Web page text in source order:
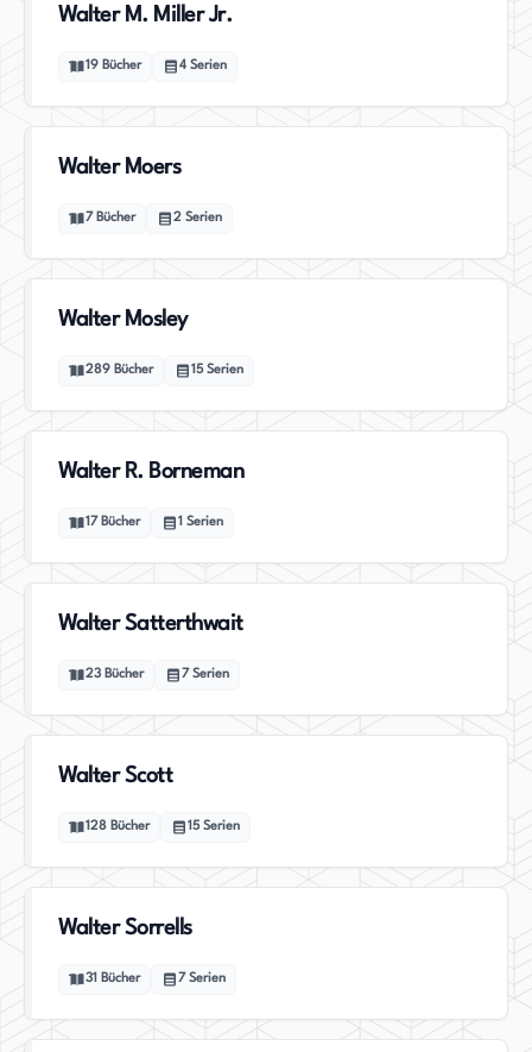
Walter M. Miller Jr.
19 Bücher 4 Serien
Walter Moers
7 Bücher 2 Serien
Walter Mosley
289 Bücher 15 Serien
Walter R. Borneman
17 Bücher 1 Serien
Walter Satterthwait
23 Bücher 7 Serien
Walter Scott
128 Bücher 15 Serien
Walter Sorrells
31 Bücher 7 Serien